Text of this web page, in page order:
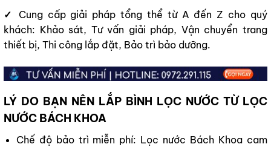
✓
Cung cấp giải pháp tổng thể từ A đến Z cho quý
khách: Khảo sát, Tư vấn giải pháp, Vận chuyển trang
thiết bị, Thi công lắp đặt, Bảo trì bảo dưỡng.
LÝ DO BẠN NÊN LẮP BÌNH LỌC NƯỚC TỪ LỌC
NƯỚC BÁCH KHOA
Chế độ bảo trì miễn phí: Lọc nước Bách Khoa cam